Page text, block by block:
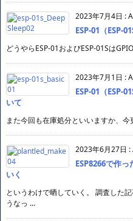
2023年7月4日 :
ESP-01（ESP-
どうやらESP-01およびESP-01Sは
2023年7月1日 :
ESP-01（ESP-
いて
また今回も在庫処分といいますか、
2023年6月27日 :
ESP8266で作
いく
というわけで晒していく。 調査した
うなっ ...